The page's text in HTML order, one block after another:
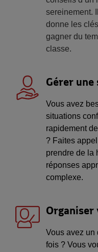
sereinement.
donne les
gagner du
classe.
Gérer
Vous avez
situations
rapidement
? Faites
prendre de la
réponses
complexe.
Vous avez un
fois ? Vous